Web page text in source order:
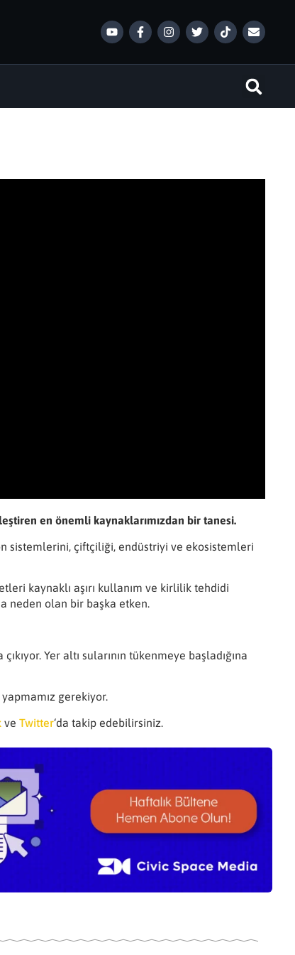
en önemli kaynaklarımızdan bir tanesi.
sistemlerini, çiftçiliği, endüstriyi ve ekosistemleri
kaynaklı aşırı kullanım ve kirlilik tehdidi
neden olan bir başka etken.
Yer altı sularının tükenmeye başladığına
gerekiyor.
ve Twitter‘da takip edebilirsiniz.